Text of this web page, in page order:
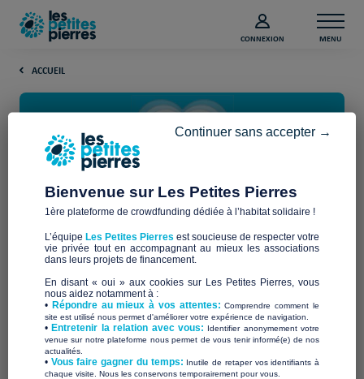
CONNEXION MENU
ACCUEIL
Nos partenaires
Les Petites Pierres est un projet d’alliance pour mieux lutter
contre le mal-logement. Les Petites Pierres aide les
associations en alliant un accompagnement humain
associations pour améliorer leurscompétences digitales
pour des levées de fonds et des collectes de plus en plus
digitales et un accompagnement technologiquegrâce à la
plateforme lespetitespierres.org.
Bienvenue sur Les Petites Pierres
1ère plateforme de crowdfunding dédiée à l’habitat solidaire !
L’équipe Les Petites Pierres est soucieuse de respecter votre
vie privée tout en accompagnant au mieux les associations
dans leurs projets de financement.
En disant « oui » aux cookies sur Les Petites Pierres, vous
nous aidez notamment à :
• Répondre au mieux à vos attentes:Comprendre comment le
site est utilisé nous permet d'améliorer votre expérience de navigation.
•Entretenir la relation avec vous: Identifier anonymement votre
venue sur notre plateforme nous permet de vous tenir informé(e) de nos
actualités.
​• Vous faire gagner du temps: Inutile de retaper vos identifiants à
chaque visite. Nous les conservons temporairement pour vous.
Continuer sans accepter →